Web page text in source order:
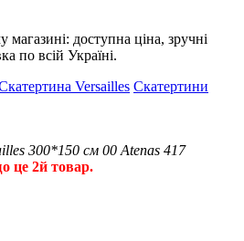
доступна ціна, зручні
по всій Україні.
Versailles Скатертини
300*150 см 00 Atenas 417
це 2й товар.